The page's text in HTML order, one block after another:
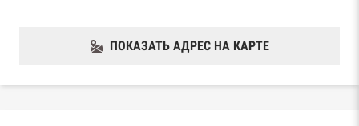
ПОКАЗАТЬ АДРЕС НА КАРТЕ